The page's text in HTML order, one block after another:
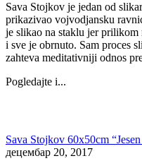
Sava Stojkov je jedan od
prikazivao vojvodjansku
je slikao na staklu jer prilikom
i sve je obrnuto. Sam proces
zahteva meditativniji odnos
Pogledajte i...
Sava Stojkov 60x50cm
децембар 20, 2017